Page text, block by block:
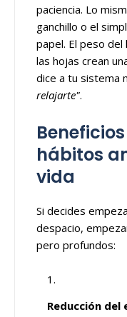
paciencia. Lo
ganchillo o el
papel. El peso
las hojas crean
dice a tu sistema
relajarte".
hábitos
vida
Si decides
despacio,
pero profundos:
Reducción